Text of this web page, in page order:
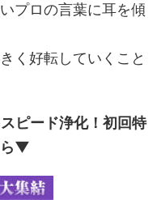
プロの言葉に耳を傾
く好転していくこと
ピード浄化！初回特
ら▼